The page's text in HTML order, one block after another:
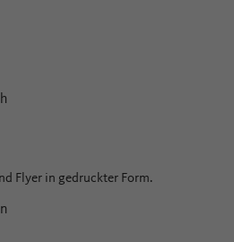
Flyer in gedruckter Form.